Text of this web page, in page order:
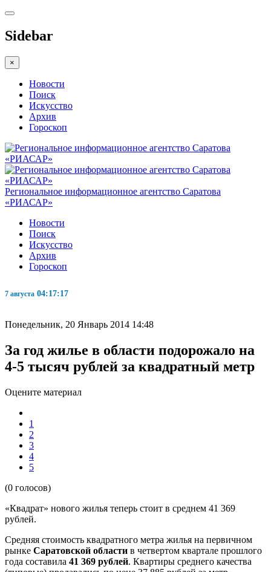
Sidebar
×
Новости
Поиск
Искусство
Архив
Гороскоп
Региональное информационное агентство Саратова
«РИАСАР»
Новости
Поиск
Искусство
Архив
Гороскоп
7 августа 04:17:17
Понедельник, 20 Январь 2014 14:48
За год жилье в области подорожало на
4-5 тысяч рублей за квадратный метр
Оцените материал
1
2
3
4
5
(0 голосов)
«Квадрат» нового жилья теперь стоит в среднем 41 369
рублей.
Средняя стоимость квадратного метра жилья на первичном
рынке Саратовской области в четвертом квартале прошлого
года составила 41 369 рублей. Квартиры среднего качества